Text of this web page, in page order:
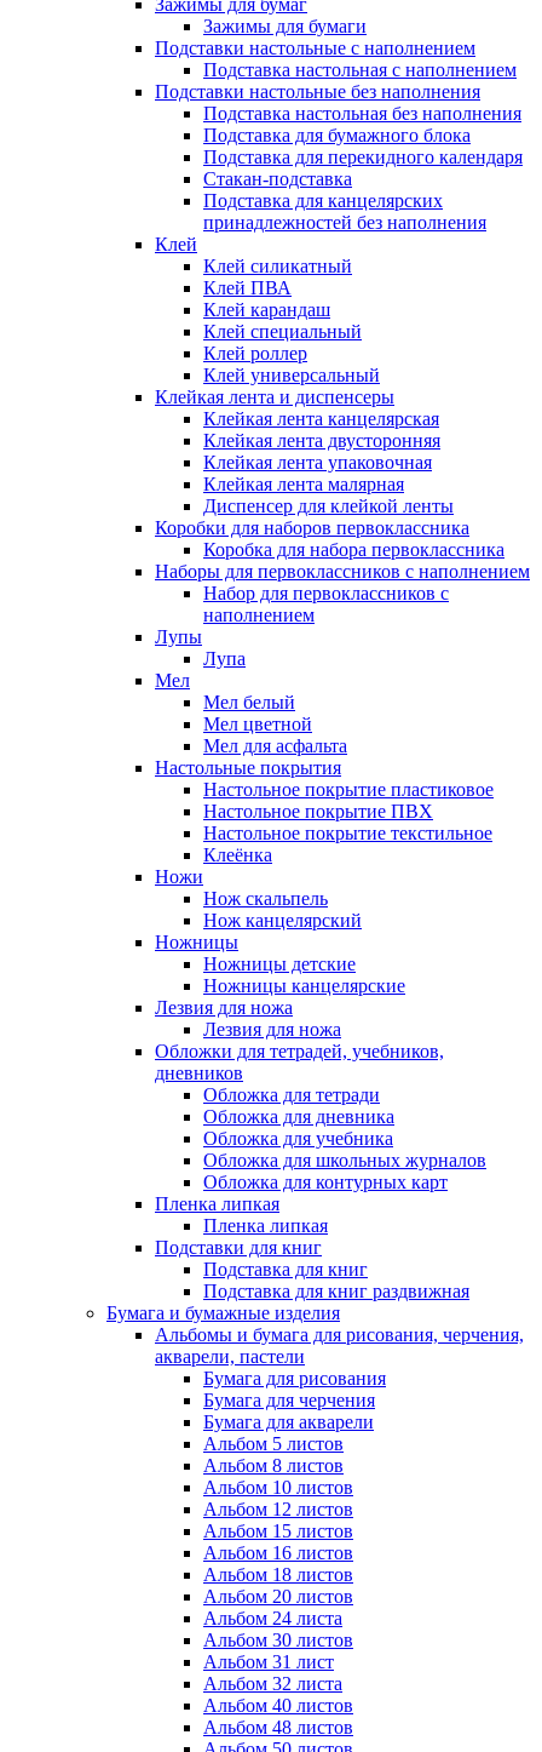
Зажимы для бумаг
Зажимы для бумаги
Подставки настольные с наполнением
Подставка настольная с наполнением
Подставки настольные без наполнения
Подставка настольная без наполнения
Подставка для бумажного блока
Подставка для перекидного календаря
Стакан-подставка
Подставка для канцелярских
принадлежностей без наполнения
Клей
Клей силикатный
Клей ПВА
Клей карандаш
Клей специальный
Клей роллер
Клей универсальный
Клейкая лента и диспенсеры
Клейкая лента канцелярская
Клейкая лента двусторонняя
Клейкая лента упаковочная
Клейкая лента малярная
Диспенсер для клейкой ленты
Коробки для наборов первоклассника
Коробка для набора первоклассника
Наборы для первоклассников с наполнением
Набор для первоклассников с
наполнением
Лупы
Лупа
Мел
Мел белый
Мел цветной
Мел для асфальта
Настольные покрытия
Настольное покрытие пластиковое
Настольное покрытие ПВХ
Настольное покрытие текстильное
Клеёнка
Ножи
Нож скальпель
Нож канцелярский
Ножницы
Ножницы детские
Ножницы канцелярские
Лезвия для ножа
Лезвия для ножа
Обложки для тетрадей, учебников,
дневников
Обложка для тетради
Обложка для дневника
Обложка для учебника
Обложка для школьных журналов
Обложка для контурных карт
Пленка липкая
Пленка липкая
Подставки для книг
Подставка для книг
Подставка для книг раздвижная
Бумага и бумажные изделия
Альбомы и бумага для рисования, черчения,
акварели, пастели
Бумага для рисования
Бумага для черчения
Бумага для акварели
Альбом 5 листов
Альбом 8 листов
Альбом 10 листов
Альбом 12 листов
Альбом 15 листов
Альбом 16 листов
Альбом 18 листов
Альбом 20 листов
Альбом 24 листа
Альбом 30 листов
Альбом 31 лист
Альбом 32 листа
Альбом 40 листов
Альбом 48 листов